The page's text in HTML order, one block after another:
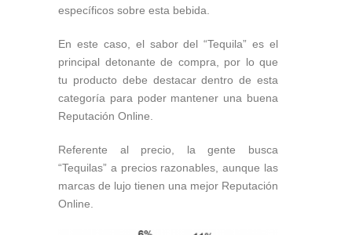
específicos sobre esta bebida.
En este caso, el sabor del “Tequila” es el
principal detonante de compra, por lo que
tu producto debe destacar dentro de esta
categoría para poder mantener una buena
Reputación Online.
Referente al precio, la gente busca
“Tequilas” a precios razonables, aunque las
marcas de lujo tienen una mejor Reputación
Online.